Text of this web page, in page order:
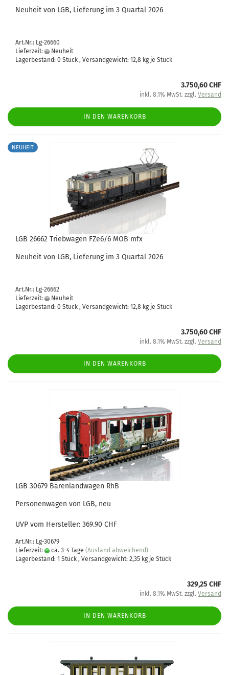
Neuheit von LGB, Lieferung im 3 Quartal 2026
Art.Nr.: Lg-26660
Lieferzeit:
Neuheit
Lagerbestand: 0 Stück , Versandgewicht: 12,8 kg je Stück
3.750,60 CHF
inkl. 8.1% MwSt. zzgl. Versand
IN DEN WARENKORB
NEUHEIT
LGB 26662 Triebwagen FZe6/6 MOB mfx
Neuheit von LGB, Lieferung im 3 Quartal 2026
Art.Nr.: Lg-26662
Lieferzeit:
Neuheit
Lagerbestand: 0 Stück , Versandgewicht: 12,8 kg je Stück
3.750,60 CHF
inkl. 8.1% MwSt. zzgl. Versand
IN DEN WARENKORB
LGB 30679 Bärenlandwagen RhB
Personenwagen von LGB, neu
UVP vom Hersteller: 369.90 CHF
Art.Nr.: Lg-30679
Lieferzeit:
ca. 3-4 Tage (Ausland abweichend)
Lagerbestand: 1 Stück , Versandgewicht: 2,35 kg je Stück
329,25 CHF
inkl. 8.1% MwSt. zzgl. Versand
IN DEN WARENKORB